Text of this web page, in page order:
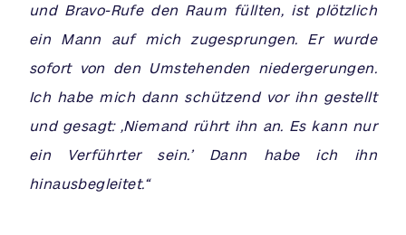
und Bravo-Rufe den Raum füllten, ist plötzlich
ein Mann auf mich zugesprungen. Er wurde
sofort von den Umstehenden niedergerungen.
Ich habe mich dann schützend vor ihn gestellt
und gesagt: ‚Niemand rührt ihn an. Es kann nur
ein Verführter sein.’ Dann habe ich ihn
hinausbegleitet.“